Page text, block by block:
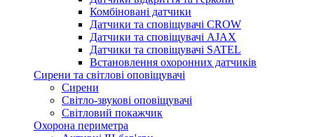
Комбіновані датчики
Датчики та сповіщувачі CROW
Датчики та сповіщувачі AJAX
Датчики та сповіщувачі SATEL
Встановлення охоронних датчиків
Сирени та світлові оповіщувачі
Сирени
Світло-звукові оповіщувачі
Світловий покажчик
Охорона периметра